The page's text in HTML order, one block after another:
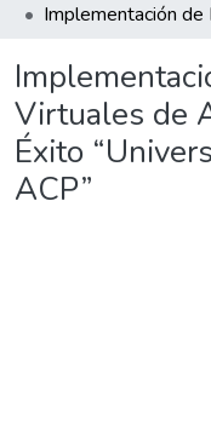
Virtuales de
Éxito
ACP”